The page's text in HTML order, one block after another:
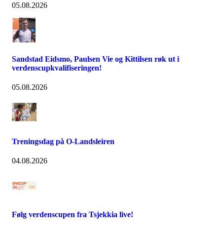
05.08.2026
Sandstad Eidsmo, Paulsen Vie og Kittilsen røk ut i
verdenscupkvalifiseringen!
05.08.2026
Treningsdag på O-Landsleiren
04.08.2026
Følg verdenscupen fra Tsjekkia live!